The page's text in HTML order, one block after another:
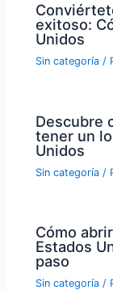
exitoso:
Unidos
Sin categoría /
Descubre
tener un
Unidos
Sin categoría /
Cómo
Estados
paso
Sin categoría /